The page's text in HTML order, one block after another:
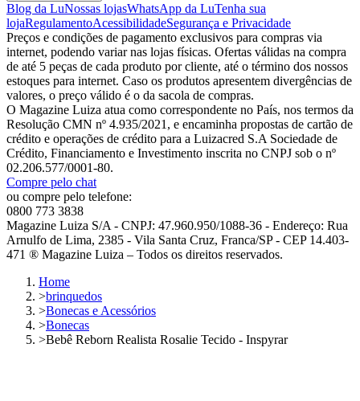
Blog da LuNossas lojasWhatsApp da LuTenha sua
lojaRegulamentoAcessibilidadeSegurança e Privacidade
Preços e condições de pagamento exclusivos para compras via
internet, podendo variar nas lojas físicas. Ofertas válidas na compra
de até 5 peças de cada produto por cliente, até o término dos nossos
estoques para internet. Caso os produtos apresentem divergências de
valores, o preço válido é o da sacola de compras.
O Magazine Luiza atua como correspondente no País, nos termos da
Resolução CMN nº 4.935/2021, e encaminha propostas de cartão de
crédito e operações de crédito para a Luizacred S.A Sociedade de
Crédito, Financiamento e Investimento inscrita no CNPJ sob o nº
02.206.577/0001-80.
Compre pelo chat
ou compre pelo telefone:
0800 773 3838
Magazine Luiza S/A - CNPJ: 47.960.950/1088-36 - Endereço: Rua
Arnulfo de Lima, 2385 - Vila Santa Cruz, Franca/SP - CEP 14.403-
471 ® Magazine Luiza – Todos os direitos reservados.
Home
>brinquedos
>Bonecas e Acessórios
>Bonecas
>Bebê Reborn Realista Rosalie Tecido - Inspyrar